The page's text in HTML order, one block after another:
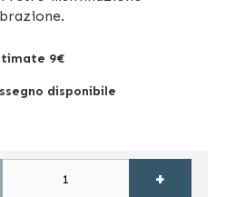
9€
disponibile
+